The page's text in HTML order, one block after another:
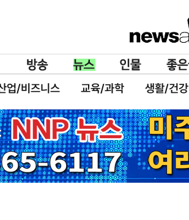
업/비즈니스 교육/과학 생활/건강